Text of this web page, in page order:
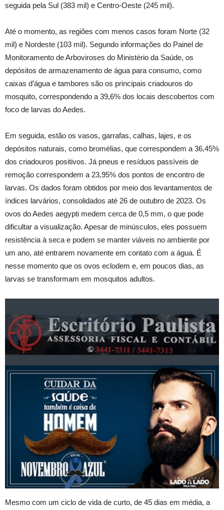
seguida pela Sul (383 mil) e Centro-Oeste (245 mil).
Até o momento, as regiões com menos casos foram Norte (32
mil) e Nordeste (103 mil). Segundo informações do Painel de
Monitoramento de Arboviroses do Ministério da Saúde, os
depósitos de armazenamento de água para consumo, como
caixas d’água e tambores são os principais criadouros do
mosquito, correspondendo a 39,6% dos locais descobertos com
foco de larvas do Aedes.
Em seguida, estão os vasos, garrafas, calhas, lajes, e os
depósitos naturais, como bromélias, que correspondem a 36,45%
dos criadouros positivos. Já pneus e resíduos passíveis de
remoção correspondem a 23,95% dos pontos de encontro de
larvas. Os dados foram obtidos por meio dos levantamentos de
índices larvários, consolidados até 26 de outubro de 2023. Os
ovos do Aedes aegypti medem cerca de 0,5 mm, o que pode
dificultar a visualização. Apesar de minúsculos, eles possuem
resistência à seca e podem se manter viáveis no ambiente por
um ano, até entrarem novamente em contato com a água. É
nesse momento que os ovos eclodem e, em poucos dias, as
larvas se transformam em mosquitos adultos.
Mesmo com um ciclo de vida de curto, de 45 dias em média, a